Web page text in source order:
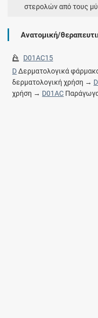
στερολών από τους
Ανατομική/
D01AC15
DΔερματολογικά
δερματολογική χρήση →
χρήση → D01AC Παράγωγα